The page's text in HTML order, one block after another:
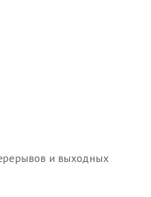
и выходных